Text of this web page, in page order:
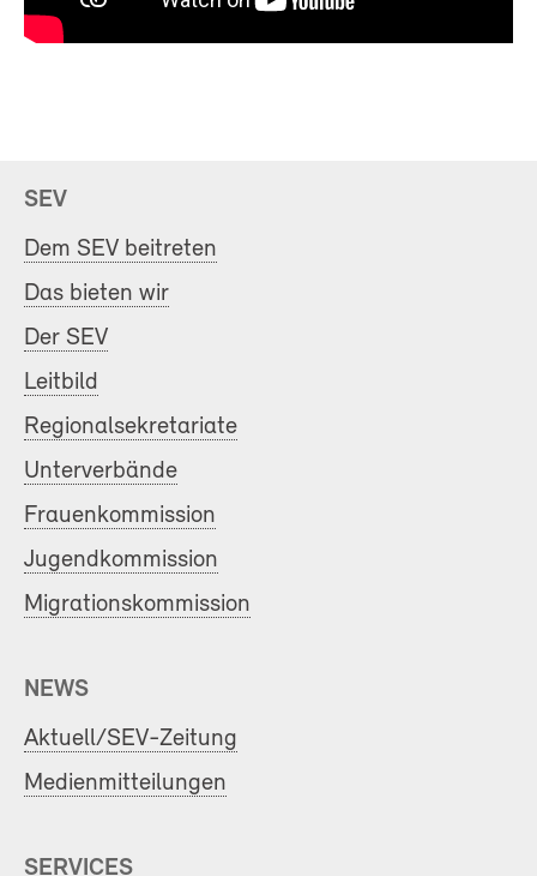
SEV
Dem SEV beitreten
Das bieten wir
Der SEV
Leitbild
Regionalsekretariate
Unterverbände
Frauenkommission
Jugendkommission
Migrationskommission
NEWS
Aktuell/SEV-Zeitung
Medienmitteilungen
SERVICES